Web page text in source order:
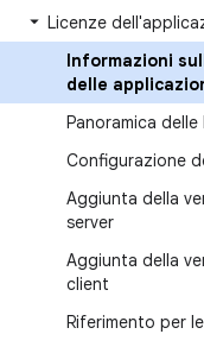
Licenze
Informazioni
delle
Panoramica delle
Configurazione
Aggiunta della
server
Aggiunta della
client
Riferimento per